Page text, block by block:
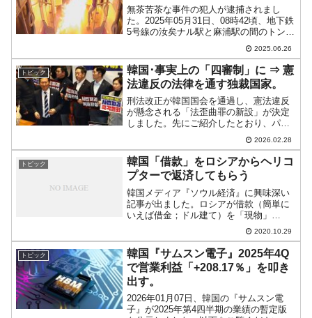
無茶苦茶な事件の犯人が逮捕されまし
た。2025年05月31日、08時42頃、地下鉄
5号線の汝矣ナル駅と麻浦駅の間のトンネ
ル区間を走行中の列車内で放火をした犯
人が逃亡する――という事件がありまし
た。↑地下鉄車両内で放火。カメラに捉え
られた映像...
2025.06.26
トピック
韓国･事実上の「四審制」に ⇒ 憲
法違反の法律を通す独裁国家。
刑法改正が韓国国会を通過し、憲法違反
が懸念される「法歪曲罪の新設」が決定
しました。先にご紹介したとおり、パ
ク・ヨンジェ法院行政処長が辞任しまし
た。簡単にいえば白旗を上げ、ケツをま
くって逃げやがった――のです。2026年
02月27日には、いわ...
2026.02.28
トピック
韓国「借款」をロシアからヘリコ
プターで返済してもらう
韓国メディア『ソウル経済』に興味深い
記事が出ました。ロシアが借款（簡単に
いえば借金；ドル建て）を「現物」
――「ヘリコプター」で返すという問題
について、韓国とロシアの間で話し合い
がもたれた、というのです。2020年10月
27日、ユーリー・トル...
2020.10.29
トピック
韓国『サムスン電子』2025年4Q
で営業利益「+208.17％」を叩き
出す。
2026年01月07日、韓国の『サムスン電
子』が2025年第4四半期の業績の暫定版